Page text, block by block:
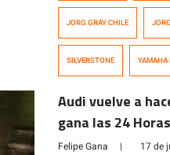
JORG GRAY CHILE
SILVERSTONE YAMAHA
Audi vuelve a
gana las 24
vez
Felipe Gana | 17 de